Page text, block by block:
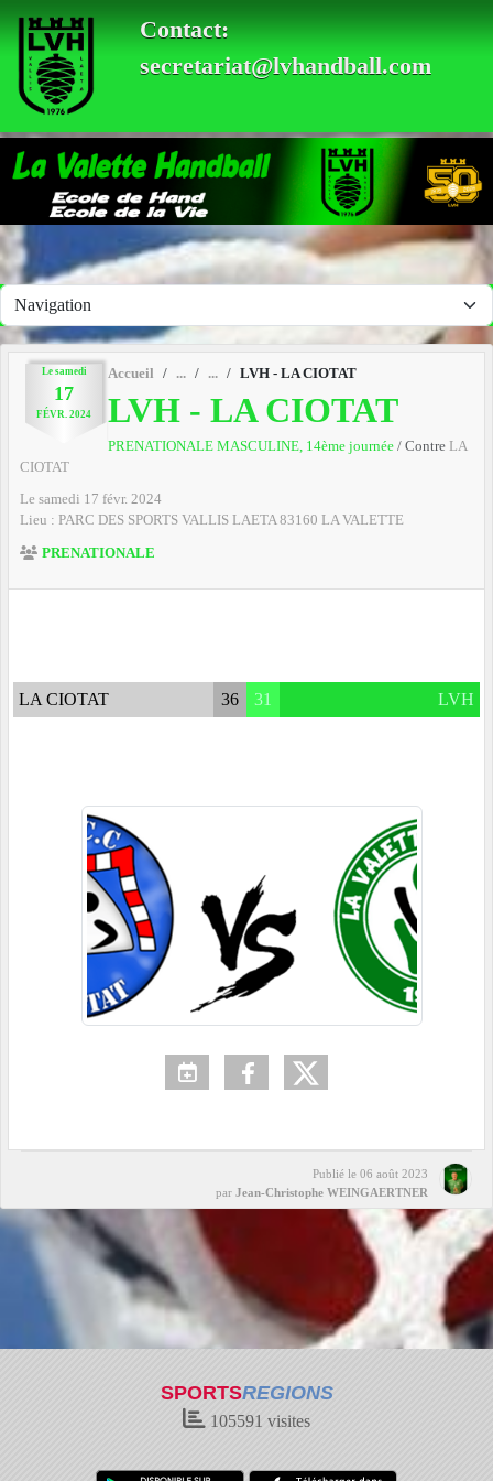
Contact:
secretariat@lvhandball.com
Le samedi
17
FÉVR. 2024
Accueil LVH - LA CIOTAT
LVH - LA CIOTAT
PRENATIONALE MASCULINE, 14ème journée / Contre LA
CIOTAT
Le samedi 17 févr. 2024
Lieu : PARC DES SPORTS VALLIS LAETA 83160 LA VALETTE
PRENATIONALE
LA CIOTAT 36 31 LVH
Publié le 06 août 2023
par Jean-Christophe WEINGAERTNER
SPORTSREGIONS
105591 visites
Panneau de gestion des cookies